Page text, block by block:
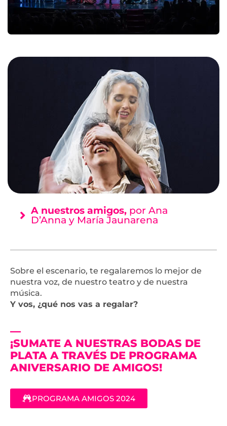
A nuestros amigos, por Ana
D’Anna y María Jaunarena
Sobre el escenario, te regalaremos lo mejor de
nuestra voz, de nuestro teatro y de nuestra
música.
Y vos, ¿qué nos vas a regalar?
—
¡SUMATE A NUESTRAS BODAS DE
PLATA A TRAVÉS DE PROGRAMA
ANIVERSARIO DE AMIGOS!
PROGRAMA AMIGOS 2024